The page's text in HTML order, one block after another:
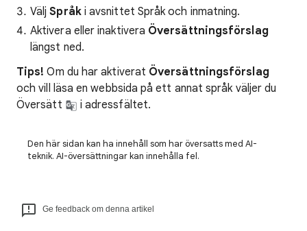
VäljSpråki avsnittet Språk och inmatning.
Aktivera eller inaktivera Översättningsförslag
längst ned.
Tips!Om du har aktiverat Översättningsförslag
och vill läsa en webbsida på ett annat språk väljer du
Översätt
i adressfältet.
Den här sidan kan ha innehåll som har översatts med AI-
teknik. AI-översättningar kan innehålla fel.
Ge feedback om denna artikel